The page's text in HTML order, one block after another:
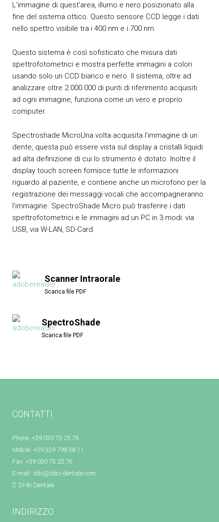
L'immagine di quest'area, illumo e nero posizionato alla
fine del sistema ottico. Questo sensore CCD legge i dati
nello spettro visibile tra i 400 nm e i 700 nm.
Questo sistema è così sofisticato che misura dati
spettrofotometrici e mostra perfette immagini a colori
usando solo un CCD bianco e nero. Il sistema, oltre ad
analizzare oltre 2.000.000 di punti di riferimento acquisiti
ad ogni immagine, funziona come un vero e proprio
computer.
Spectroshade MicroUna volta acquisita l'immagine di un
dente, questa può essere vista sul display a cristalli liquidi
ad alta definizione di cui lo strumento è dotato. Inoltre il
display touch screen fornisce tutte le informazioni
riguardo al paziente, e contiene anche un microfono per la
registrazione dei messaggi vocali che accompagneranno
l'immagine. SpectroShade Micro può trasferire i dati
spettrofotometrici e le immagini ad un PC in 3 modi: via
USB, via W-LAN, SD-Card.
Scanner Intraorale
Scarica file PDF
SpectroShade
Scarica file PDF
CONTATTI
Phone: +39 030 73 25 76
Mobile: +39 339 798 38 11
Fax: +39 030 73 25 76
E-mail: dibi@dibi-dentale.com
Di-Bi Dentale
INDIRIZZO